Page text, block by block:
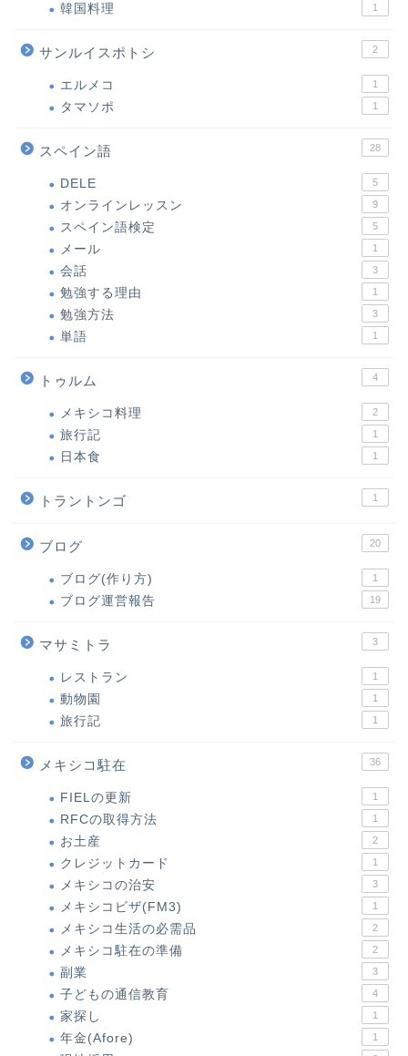
韓国料理 1
サンルイスポトシ 2
エルメコ 1
タマソポ 1
スペイン語 28
DELE 5
オンラインレッスン 9
スペイン語検定 5
メール 1
会話 3
勉強する理由 1
勉強方法 3
単語 1
トゥルム 4
メキシコ料理 2
旅行記 1
日本食 1
トラントンゴ 1
ブログ 20
ブログ(作り方) 1
ブログ運営報告 19
マサミトラ 3
レストラン 1
動物園 1
旅行記 1
メキシコ駐在 36
FIELの更新 1
RFCの取得方法 1
お土産 2
クレジットカード 1
メキシコの治安 3
メキシコビザ(FM3) 1
メキシコ生活の必需品 2
メキシコ駐在の準備 2
副業 3
子どもの通信教育 4
家探し 1
年金(Afore) 1